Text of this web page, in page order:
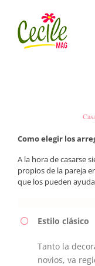
content
Como elegir los
A la hora de casarse
propios de la pareja
que los pueden
Estilo clásico
Tanto la
novios, va